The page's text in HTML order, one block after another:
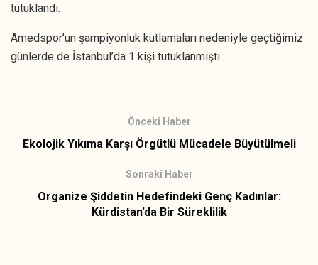
tutuklandı.
Amedspor’un şampiyonluk kutlamaları nedeniyle geçtiğimiz
günlerde de İstanbul’da 1 kişi tutuklanmıştı.
Önceki Haber
Ekolojik Yıkıma Karşı Örgütlü Mücadele Büyütülmeli
Sonraki Haber
Organize Şiddetin Hedefindeki Genç Kadınlar:
Kürdistan’da Bir Süreklilik